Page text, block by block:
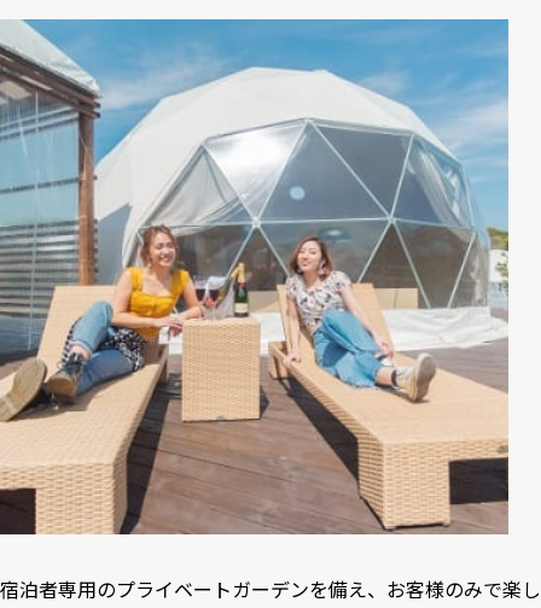
宿泊者専用のプライベートガーデンを備え、お客様のみで楽し